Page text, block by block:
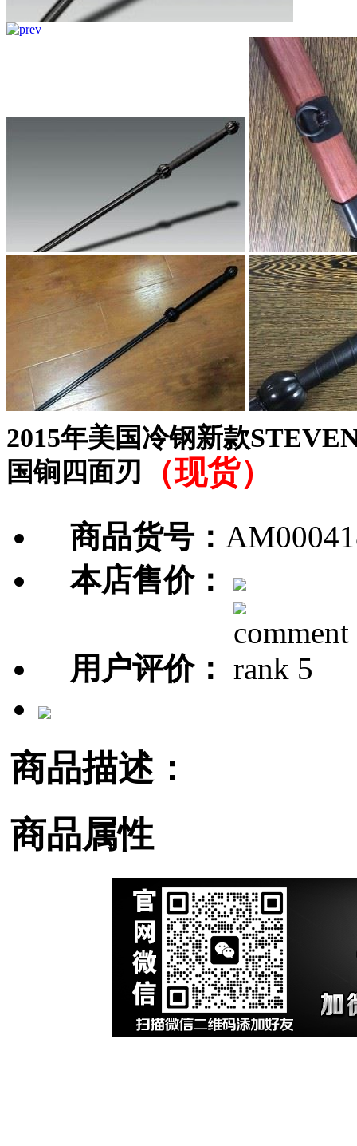
2015年美国冷钢新款
国锏四面刃
（现货）
商品货号：
本店售价：
用户评价：
商品描述：
商品属性